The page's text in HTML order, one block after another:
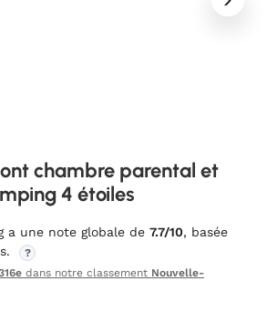
chambre parental et
4 étoiles
a une note globale de 7.7/10, basée
?
dans notre classement Nouvelle-